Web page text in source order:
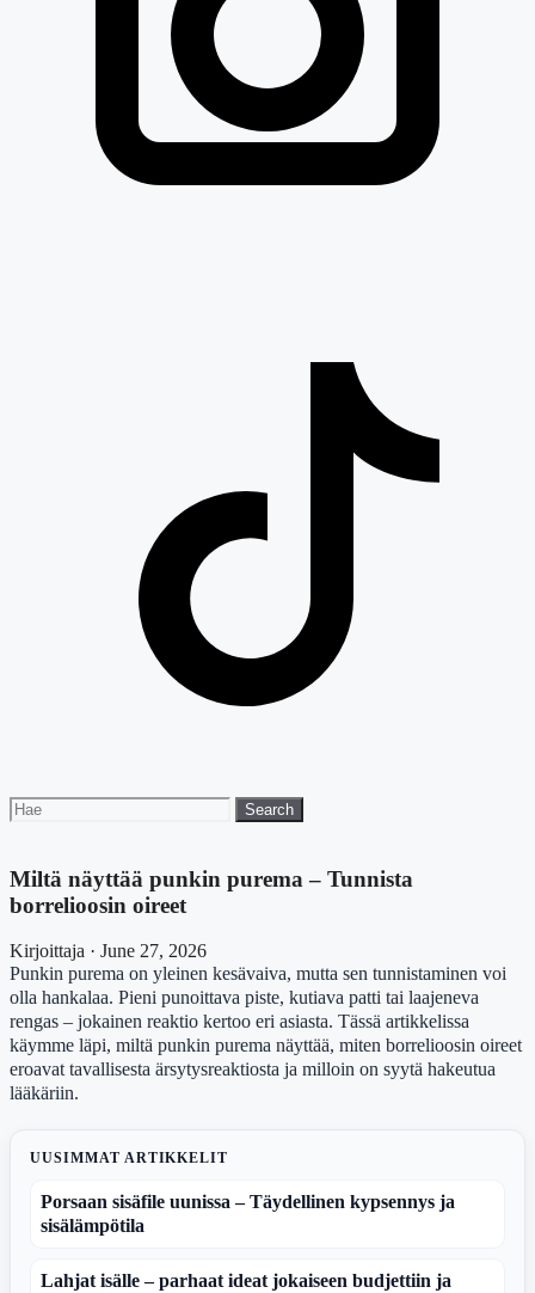
Search
for:
Search
Miltä näyttää punkin purema – Tunnista
borrelioosin oireet
Kirjoittaja · June 27, 2026
Punkin purema on yleinen kesävaiva, mutta sen tunnistaminen voi
olla hankalaa. Pieni punoittava piste, kutiava patti tai laajeneva
rengas – jokainen reaktio kertoo eri asiasta. Tässä artikkelissa
käymme läpi, miltä punkin purema näyttää, miten borrelioosin oireet
eroavat tavallisesta ärsytysreaktiosta ja milloin on syytä hakeutua
lääkäriin.
UUSIMMAT ARTIKKELIT
Porsaan sisäfile uunissa – Täydellinen kypsennys ja
sisälämpötila
Lahjat isälle – parhaat ideat jokaiseen budjettiin ja